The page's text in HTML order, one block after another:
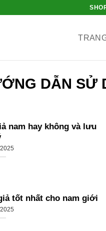
DẪN SỬ
nam hay không và lưu
tốt nhất cho nam giới